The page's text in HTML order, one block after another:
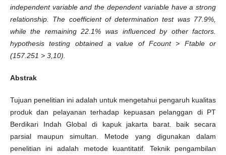
independent variable and the dependent variable have a strong
relationship. The coefficient of determination test was 77.9%,
while the remaining 22.1% was influenced by other factors.
hypothesis testing obtained a value of Fcount > Ftable or
(157.251 > 3,10).
Abstrak
Tujuan penelitian ini adalah untuk mengetahui pengaruh kualitas
produk dan pelayanan terhadap kepuasan pelanggan di PT
Berdikari Indah Global di kapuk jakarta barat. baik secara
parsial maupun simultan. Metode yang digunakan dalam
penelitian ini adalah metode kuantitatif. Teknik pengambilan